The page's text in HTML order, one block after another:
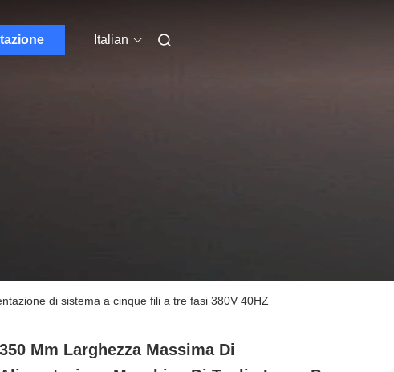
Italian
di sistema a cinque fili a tre fasi 380V 40HZ
350 Mm Larghezza Massima Di